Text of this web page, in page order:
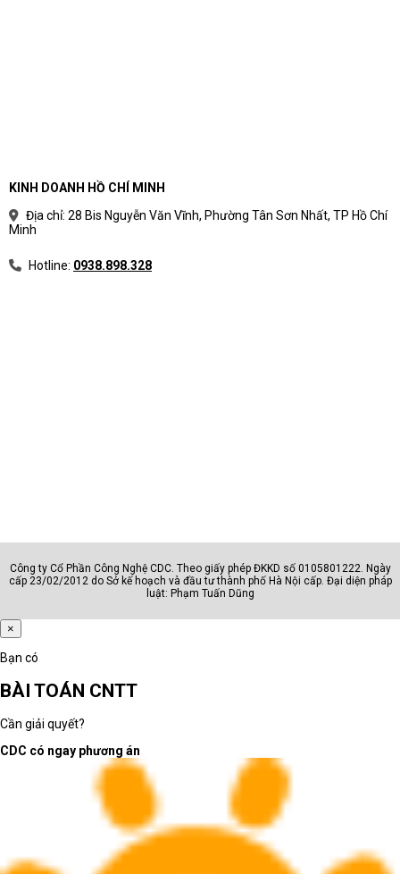
KINH DOANH HỒ CHÍ MINH
Địa chỉ: 28 Bis Nguyễn Văn Vĩnh, Phường Tân Sơn Nhất, TP Hồ Chí
Minh
Hotline: 0938.898.328
Công ty Cổ Phần Công Nghệ CDC. Theo giấy phép ĐKKD số 0105801222. Ngày
cấp 23/02/2012 do Sở kế hoạch và đầu tư thành phố Hà Nội cấp. Đại diện pháp
luật: Phạm Tuấn Dũng
×
Bạn có
BÀI TOÁN CNTT
Cần giải quyết?
CDC có ngay phương án